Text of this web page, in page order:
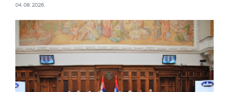
04. 08. 2026.